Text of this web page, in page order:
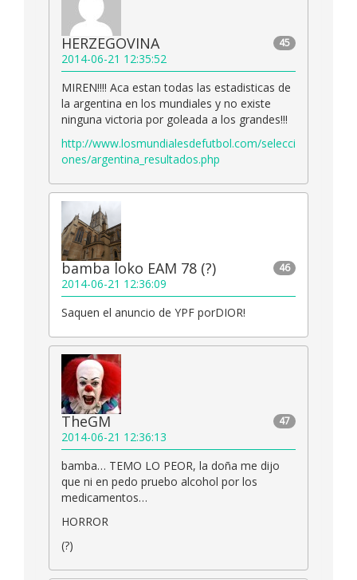
45
HERZEGOVINA
2014-06-21 12:35:52
MIREN!!!! Aca estan todas las estadisticas de
la argentina en los mundiales y no existe
ninguna victoria por goleada a los grandes!!!
http://www.losmundialesdefutbol.com/selecci
ones/argentina_resultados.php
46
bamba loko EAM 78 (?)
2014-06-21 12:36:09
Saquen el anuncio de YPF porDIOR!
47
TheGM
2014-06-21 12:36:13
bamba… TEMO LO PEOR, la doña me dijo
que ni en pedo pruebo alcohol por los
medicamentos…
HORROR
(?)